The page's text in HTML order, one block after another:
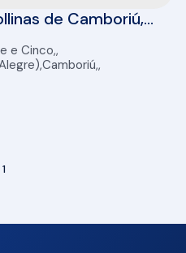
de Camboriú,
do Ranchinho,
e Cinco ,
,Camboriú ,
1